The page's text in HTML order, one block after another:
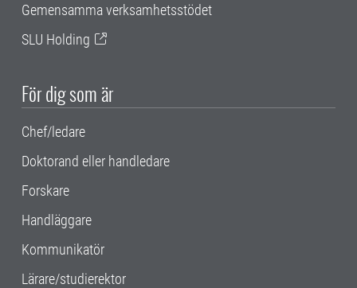
Gemensamma verksamhetsstödet
SLU Holding
För dig som är
Chef/ledare
Doktorand eller handledare
Forskare
Handläggare
Kommunikatör
Lärare/studierektor